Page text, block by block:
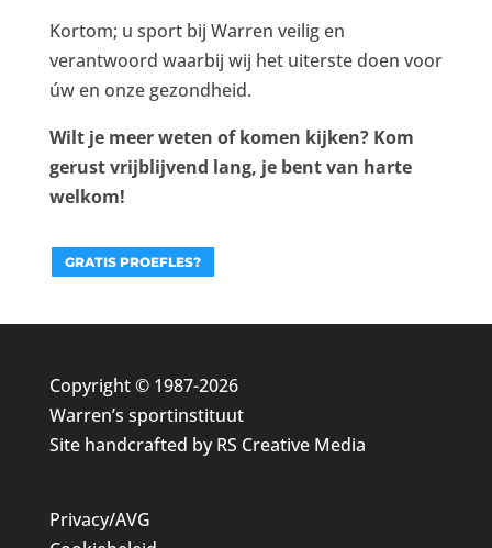
Kortom; u sport bij Warren veilig en
verantwoord waarbij wij het uiterste doen voor
úw en onze gezondheid.
Wilt je meer weten of komen kijken? Kom
gerust vrijblijvend lang, je bent van harte
welkom!
GRATIS PROEFLES?
Copyright © 1987-2026
Warren’s sportinstituut
Site handcrafted by RS Creative Media
Privacy/AVG